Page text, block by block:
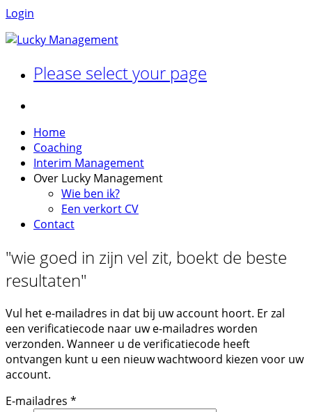
Login
Please select your page
Home
Coaching
Interim Management
Over Lucky Management
Wie ben ik?
Een verkort CV
Contact
"wie goed in zijn vel zit, boekt de beste
resultaten"
Vul het e-mailadres in dat bij uw account hoort. Er zal
een verificatiecode naar uw e-mailadres worden
verzonden. Wanneer u de verificatiecode heeft
ontvangen kunt u een nieuw wachtwoord kiezen voor uw
account.
E-mailadres *